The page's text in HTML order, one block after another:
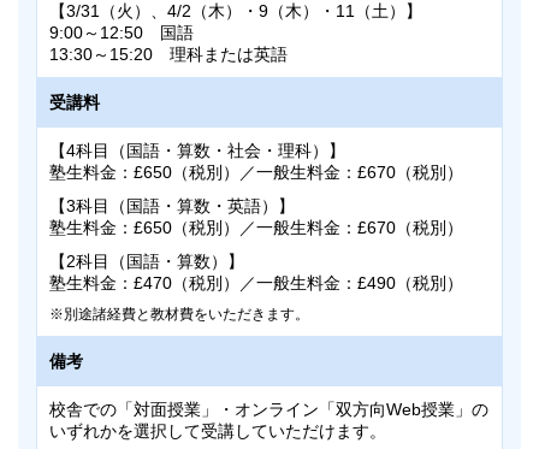
申込締切
【3/31（火）、4/2（木）・9（木）・11（土）】
9:00～12:50 国語
13:30～15:20 理科または英語
受講料
【4科目（国語・算数・社会・理科）】
塾生料金：£650（税別）／一般生料金：£670（税別）
【3科目（国語・算数・英語）】
塾生料金：£650（税別）／一般生料金：£670（税別）
【2科目（国語・算数）】
塾生料金：£470（税別）／一般生料金：£490（税別）
別途諸経費と教材費をいただきます。
備考
校舎での「対面授業」・オンライン「双方向Web授業」の
いずれかを選択して受講していただけます。